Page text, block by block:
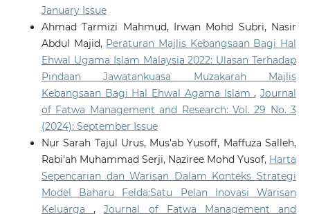
January Issue
Ahmad Tarmizi Mahmud, Irwan Mohd Subri, Nasir
Abdul Majid, Peraturan Majlis Kebangsaan Bagi Hal
Ehwal Ugama Islam Malaysia 2022: Ulasan Terhadap
Pindaan Jawatankuasa Muzakarah Majlis
Kebangsaan Bagi Hal Ehwal Agama Islam,Journal
of Fatwa Management and Research: Vol. 29 No. 3
(2024): September Issue
Nur Sarah Tajul Urus, Mus'ab Yusoff, Maffuza Salleh,
Rabi'ah Muhammad Serji, Naziree Mohd Yusof, Harta
Sepencarian dan Warisan Dalam Konteks Strategi
Model Baharu Felda:Satu Pelan Inovasi Warisan
Keluarga,Journal of Fatwa Management and